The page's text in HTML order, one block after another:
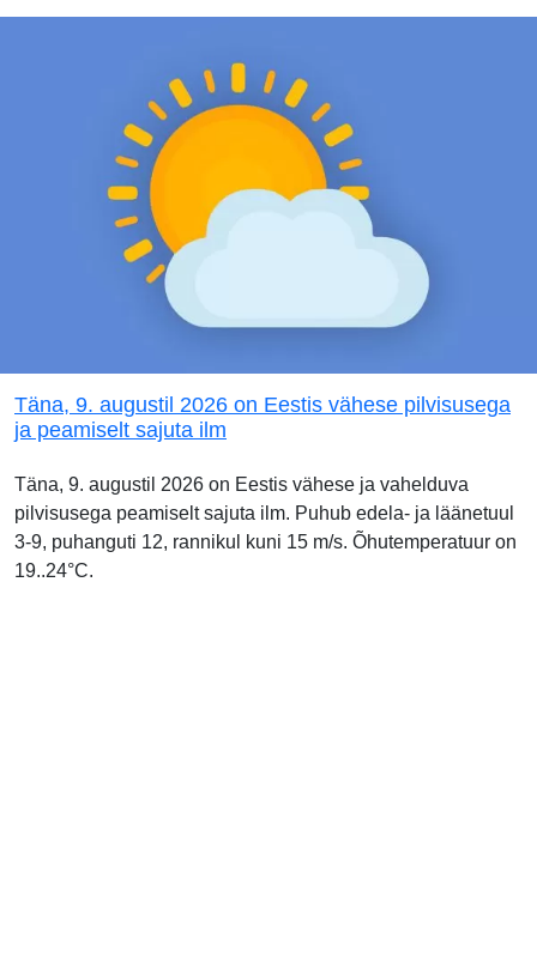
Täna, 9. augustil 2026 on Eestis vähese pilvisusega
ja peamiselt sajuta ilm
Täna, 9. augustil 2026 on Eestis vähese ja vahelduva
pilvisusega peamiselt sajuta ilm. Puhub edela- ja läänetuul
3-9, puhanguti 12, rannikul kuni 15 m/s. Õhutemperatuur on
19..24°C.